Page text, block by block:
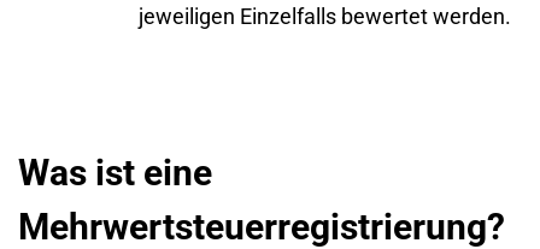
jeweiligen Einzelfalls bewertet werden.
Was ist eine
Mehrwertsteuerregistrierung?